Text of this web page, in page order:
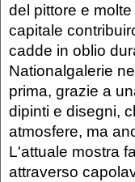
del pittore e
capitale
cadde in oblio
Nationalgalerie
prima, grazie a
dipinti e disegni,
atmosfere, ma
L'attuale mostra
attraverso